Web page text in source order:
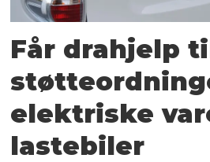
Får drahjelp
elektriske
lastebiler